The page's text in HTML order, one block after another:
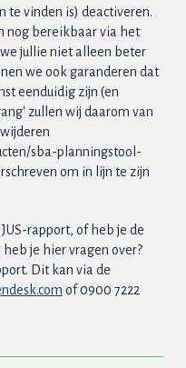
te vinden is) deactiveren.
nog bereikbaar via het
jullie niet alleen beter
we ook garanderen dat
eenduidig zijn (en
zullen wij daarom van
sba-planningstool-
om in lijn te zijn
rapport, of heb je de
je hier vragen over?
Dit kan via de
of 0900 7222